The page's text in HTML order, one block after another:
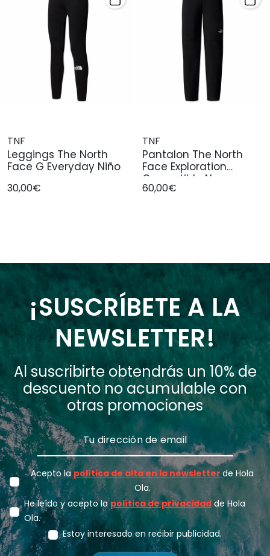
TNF
Leggings The North
Face G Everyday Niño
30,00€
TNF
Pantalon The North
Face Exploration
Convertible N
60,00€
¡SUSCRÍBETE A LA
NEWSLETTER!
Al suscribirte obtendrás un 10% de
descuento no acumulable con
otras promociones
Acepto lapolítica de alta en la newsletter de Hola
Ola.
He leído y acepto lapolítica de privacidadde Hola
Ola.
Estoy interesado en recibir publicidad.